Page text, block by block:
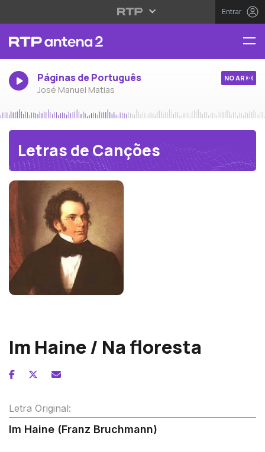
Entrar
Páginas de Português
José Manuel Matias
NO AR
Letras de Canções
Im Haine / Na floresta
Letra Original:
Im Haine (Franz Bruchmann)